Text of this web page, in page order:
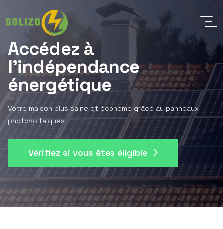
Accédez à
l'indépendance
énergétique
Votre maison plus saine et économe grâce au panneaux
photovoltaiques
Vérifiez si vous êtes éligible